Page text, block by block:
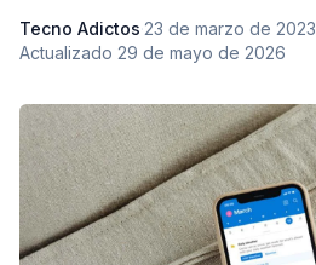
Tecno Adictos·23 de marzo de 2023
Actualizado 29 de mayo de 2026